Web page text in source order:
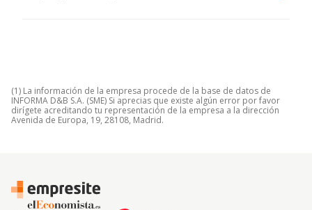
(1) La información de la empresa procede de la base de datos de
INFORMA D&B S.A. (SME) Si aprecias que existe algún error por favor
dirígete acreditando tu representación de la empresa a la dirección
Avenida de Europa, 19, 28108, Madrid.